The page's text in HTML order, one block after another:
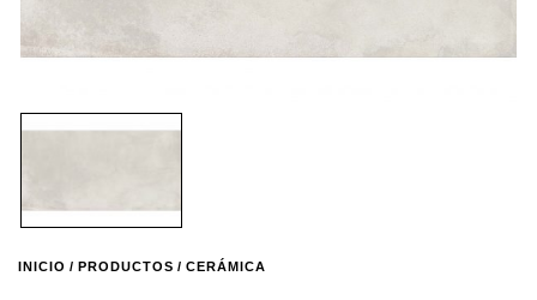
INICIO PRODUCTOS CERÁMICA